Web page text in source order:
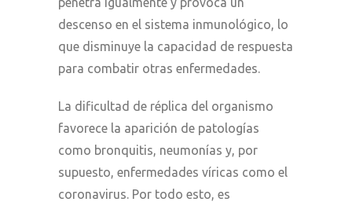
descenso en el sistema inmunológico, lo
que disminuye la capacidad de respuesta
para combatir otras enfermedades.
La dificultad de réplica del organismo
favorece la aparición de patologías
como bronquitis, neumonías y, por
supuesto, enfermedades víricas como el
coronavirus. Por todo esto, es